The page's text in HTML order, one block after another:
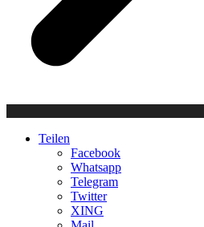
Teilen
Facebook
Whatsapp
Telegram
Twitter
XING